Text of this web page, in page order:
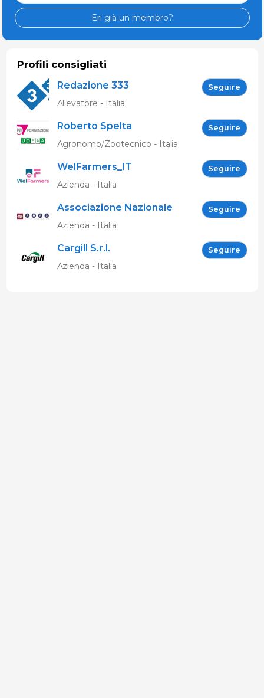
Eri già un membro?
Profili consigliati
Redazione 333 Seguire
Allevatore - Italia
Roberto Spelta Seguire
Agronomo/Zootecnico - Italia
WelFarmers_IT Seguire
Azienda - Italia
Associazione Nazionale
Allevatori Suini (ANAS)
Seguire
Azienda - Italia
Cargill S.r.l. Seguire
Azienda - Italia